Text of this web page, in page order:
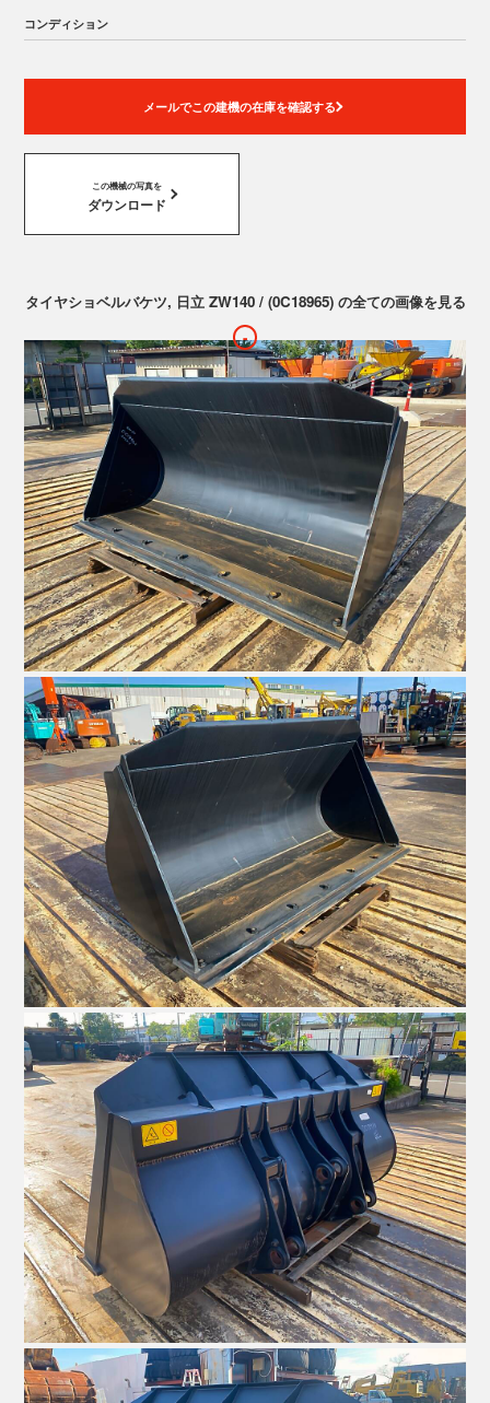
コンディション
メールでこの建機の在庫を確認する
この機械の写真を
ダウンロード
タイヤショベルバケツ, 日立 ZW140 / (0C18965) の全ての画像を見る